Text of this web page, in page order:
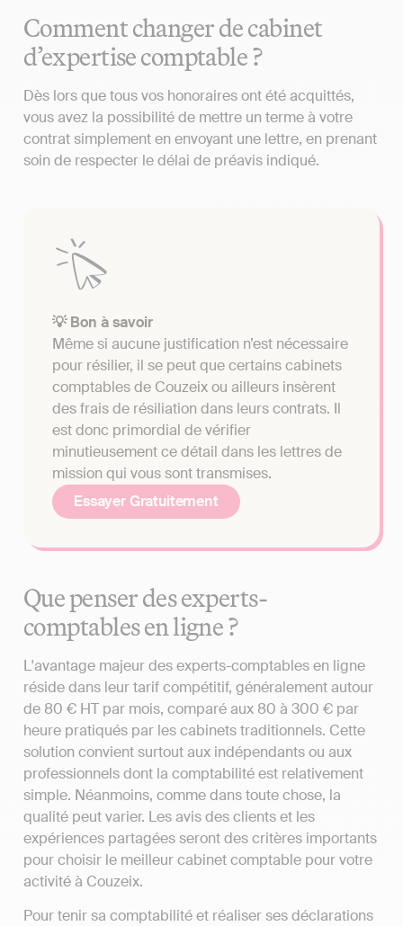
Comment changer de cabinet
d’expertise comptable ?
Dès lors que tous vos honoraires ont été acquittés,
vous avez la possibilité de mettre un terme à votre
contrat simplement en envoyant une lettre, en prenant
soin de respecter le délai de préavis indiqué.
💡 Bon à savoir
Même si aucune justification n’est nécessaire
pour résilier, il se peut que certains cabinets
comptables de Couzeix ou ailleurs insèrent
des frais de résiliation dans leurs contrats. Il
est donc primordial de vérifier
minutieusement ce détail dans les lettres de
mission qui vous sont transmises.
Essayer Gratuitement
Que penser des experts-
comptables en ligne ?
L'avantage majeur des experts-comptables en ligne
réside dans leur tarif compétitif, généralement autour
de 80 € HT par mois, comparé aux 80 à 300 € par
heure pratiqués par les cabinets traditionnels. Cette
solution convient surtout aux indépendants ou aux
professionnels dont la comptabilité est relativement
simple. Néanmoins, comme dans toute chose, la
qualité peut varier. Les avis des clients et les
expériences partagées seront des critères importants
pour choisir le meilleur cabinet comptable pour votre
activité à Couzeix.
Pour tenir sa comptabilité et réaliser ses déclarations